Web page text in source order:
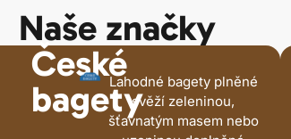
Naše značky
České
bagetyLahodné bagety plněné
svěží zeleninou,
šťavnatým masem nebo